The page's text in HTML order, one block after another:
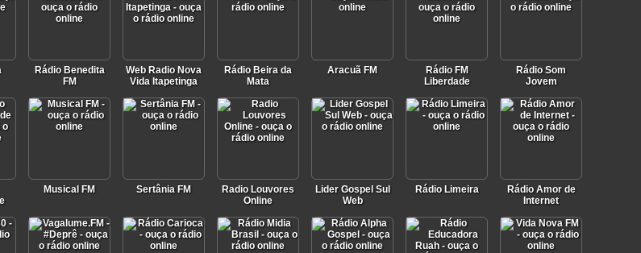
Rádio Benedita
FM
Web Radio Nova
Vida Itapetinga
Rádio Beira da
Mata
Aracuã FM
Rádio FM
Liberdade
Rádio Som
Jovem
Musical FM Sertânia FM
Radio Louvores
Online
Lider Gospel Sul
Web
Rádio Limeira
Rádio Amor de
Internet